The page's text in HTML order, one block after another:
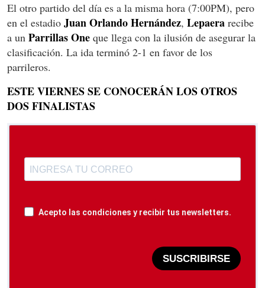
El otro partido del día es a la misma hora (7:00PM), pero
en el estadio Juan Orlando Hernández, Lepaera recibe
a un Parrillas One que llega con la ilusión de asegurar la
clasificación. La ida terminó 2-1 en favor de los
parrileros.
ESTE VIERNES SE CONOCERÁN LOS OTROS
DOS FINALISTAS
Acepto las condiciones y recibir tus newsletters.
SUSCRIBIRSE